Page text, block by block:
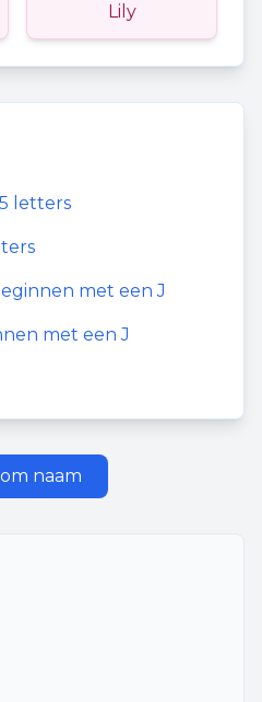
Lily
5 letters
met eenJ
met eenJ
naam